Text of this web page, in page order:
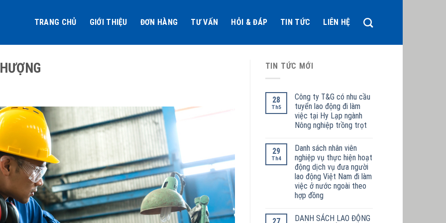
TRANG CHỦ GIỚI THIỆU ĐƠN HÀNG TƯ VẤN HỎI & ĐÁP TIN TỨC LIÊN HỆ
TIN TỨC MỚI
28
Th5
Công ty T&G có nhu cầu
tuyển lao động đi làm
việc tại Hy Lạp ngành
Nông nghiệp trồng trọt
29
Th4
Danh sách nhân viên
nghiệp vụ thực hiện hoạt
động dịch vụ đưa người
lao động Việt Nam đi làm
việc ở nước ngoài theo
hợp đồng
27
DANH SÁCH LAO ĐỘNG